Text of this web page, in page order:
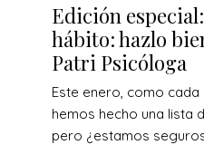
Edición
hábito: hazlo
Patri Psicóloga
Este enero, como cada
hemos hecho una lista
pero ¿estamos